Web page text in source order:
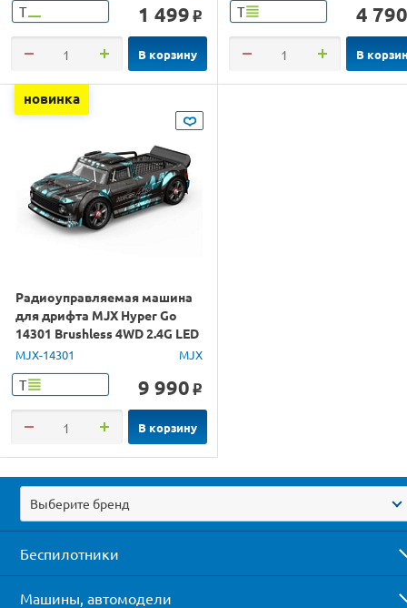
Т 1 499 o
В корзину
Т 4 790
В
новинка
Радиоуправляемая машина
для дрифта MJX Hyper Go
14301 Brushless 4WD 2.4G LED
1/14 RTR
MJX-14301 MJX
Т 9 990 o
В корзину
Выберите бренд
Беспилотники
Машины, автомодели